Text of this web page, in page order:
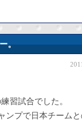
。
習試合でした。
ンプで日本チーム